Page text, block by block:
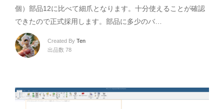
個）部品12に比べて細爪となります。十分使えることが確認
できたので正式採用します。部品に多少のバ…
Created By Ten
出品数 78